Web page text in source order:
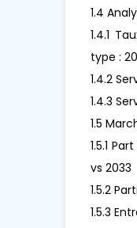
1.4
1.4.1
type :
1.4.2
1.4.3
1.5
1.5.1
vs 2033
1.5.2
1.5.3